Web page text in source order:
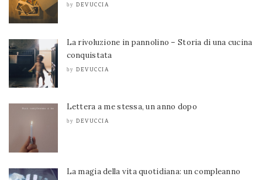
by DEVUCCIA
La rivoluzione in pannolino – Storia di una cucina
conquistata
by DEVUCCIA
Lettera a me stessa, un anno dopo
by DEVUCCIA
La magia della vita quotidiana: un compleanno